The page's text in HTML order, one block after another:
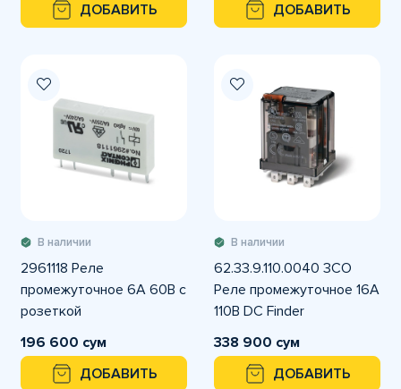
ДОБАВИТЬ
ДОБАВИТЬ
В наличии
2961118 Реле
промежуточное 6A 60В с
розеткой
196 600 сум
ДОБАВИТЬ
В наличии
62.33.9.110.0040 3CO
Реле промежуточное 16А
110В DC Finder
338 900 сум
ДОБАВИТЬ